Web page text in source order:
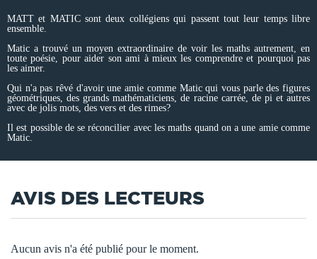
MATT et MATIC sont deux collégiens qui passent tout leur temps libre
ensemble.
Matic a trouvé un moyen extraordinaire de voir les maths autrement, en
toute poésie, pour aider son ami à mieux les comprendre et pourquoi pas
les aimer.
Qui n'a pas rêvé d'avoir une amie comme Matic qui vous parle des figures
géométriques, des grands mathématiciens, de racine carrée, de pi et autres
avec de jolis mots, des vers et des rimes?
Il est possible de se réconcilier avec les maths quand on a une amie comme
Matic.
AVIS DES LECTEURS
Aucun avis n'a été publié pour le moment.